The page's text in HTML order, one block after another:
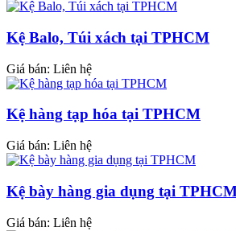
Kệ Balo, Túi xách tại TPHCM
Giá bán: Liên hệ
Kệ hàng tạp hóa tại TPHCM
Giá bán: Liên hệ
Kệ bày hàng gia dụng tại
Giá bán: Liên hệ